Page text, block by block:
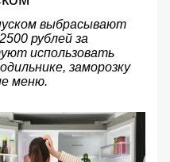
выбрасывают
рублей за
использовать
заморозку
меню.